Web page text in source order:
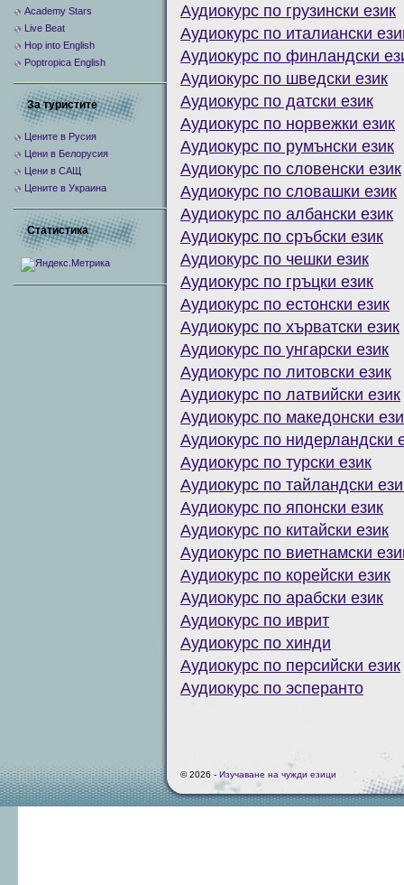
Аудиокурс по грузински език
Аудиокурс по италиански
Аудиокурс по финландски
Аудиокурс по шведски език
Аудиокурс по датски език
Аудиокурс по норвежки език
Аудиокурс по румънски език
Аудиокурс по словенски език
Аудиокурс по словашки език
Аудиокурс по албански език
Аудиокурс по сръбски език
Аудиокурс по чешки език
Аудиокурс по гръцки език
Аудиокурс по естонски език
Аудиокурс по хърватски език
Аудиокурс по унгарски език
Аудиокурс по литовски език
Аудиокурс по латвийски език
Аудиокурс по македонски
Аудиокурс по нидерландски
Аудиокурс по турски език
Аудиокурс по тайландски
Аудиокурс по японски език
Аудиокурс по китайски език
Аудиокурс по виетнамски
Аудиокурс по корейски език
Аудиокурс по арабски език
Аудиокурс по иврит
Аудиокурс по хинди
Аудиокурс по персийски език
Аудиокурс по эсперанто
Academy Stars
Live Beat
Hop into English
Poptropica English
За туристите
Цените в Русия
Цени в Белорусия
Цени в САЩ
Цените в Украина
Статистика
© 2026 - Изучаване на чужди езици